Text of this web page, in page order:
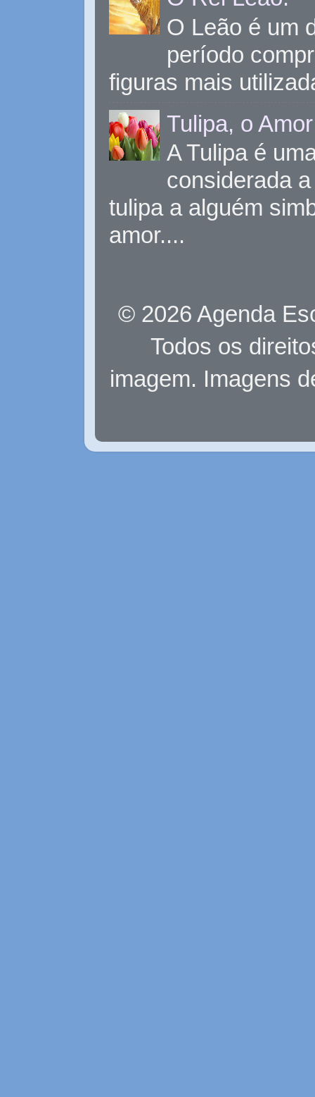
O Leão é um
período
figuras mais
Tulipa, o
A Tulipa é
considerada
tulipa a alguém
amor....
© 2026 Agenda
Todos os
imagem. Imagens